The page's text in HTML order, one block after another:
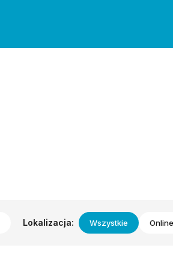
Lokalizacja: Wszystkie Online